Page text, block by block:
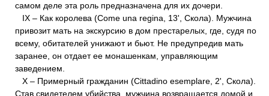
самом деле эта роль предназначена для их дочери.
IX – Как королева (Come una regina, 13', Скола). Мужчина
привозит мать на экскурсию в дом престарелых, где, судя по
всему, обитателей унижают и бьют. Не предупредив мать
заранее, он отдает ее монашенкам, управляющим
заведением.
X – Примерный гражданин (Cittadino esemplare, 2', Скола).
Став свидетелем убийства, мужчина возвращается домой и